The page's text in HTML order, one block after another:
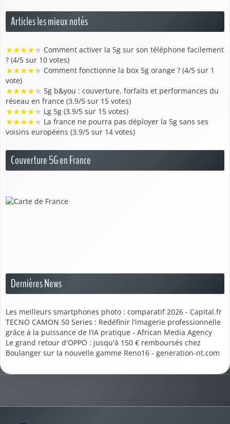
Articles les mieux notés
★★★★★ Comment activer la 5g sur son téléphone facilement
? (4/5 sur 10 votes)
★★★★★ Comment fonctionne la box 5g orange ? (4/5 sur 1
vote)
★★★★★ 5g b&you : couverture, forfaits et performances du
réseau en france (3.9/5 sur 15 votes)
★★★★★ Lg 5g (3.9/5 sur 15 votes)
★★★★★ La france ne pourra pas déployer la 5g sans ses
voisins européens (3.9/5 sur 14 votes)
Couverture 5G en France
Dernières News
Les meilleurs smartphones photo : comparatif 2026 - Capital.fr
TECNO CAMON 50 Series : Redéfinir l’imagerie professionnelle
grâce à la puissance de l’IA pratique - African Media Agency
Le grand retour d'OPPO : jusqu'à 150 € remboursés chez
Boulanger sur la nouvelle gamme Reno16 - generation-nt.com